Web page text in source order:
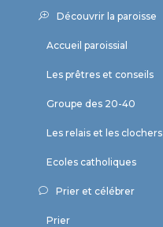
Découvrir la paroisse
Accueil paroissial
Les prêtres et conseils
Groupe des 20-40
Les relais et les clochers
Ecoles catholiques
Prier et célébrer
Prier